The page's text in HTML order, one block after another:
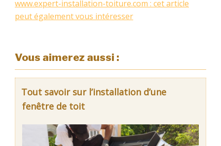
www.expert-installation-toiture.com : cet article
peut également vous intéresser
Vous aimerez aussi :
Tout savoir sur l’installation d’une
fenêtre de toit